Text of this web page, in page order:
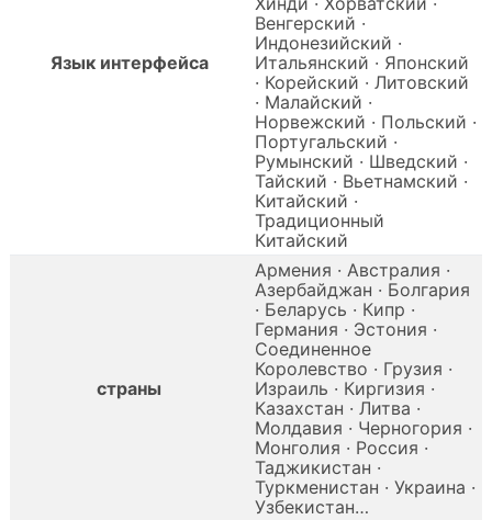
Язык интерфейса
Венгерский ·
Индонезийский ·
Итальянский · Японский
· Корейский · Литовский
· Малайский ·
Норвежский · Польский ·
Португальский ·
Румынский · Шведский ·
Тайский · Вьетнамский ·
Китайский ·
Традиционный
Китайский
страны
Армения · Австралия ·
Азербайджан · Болгария
· Беларусь · Кипр ·
Германия · Эстония ·
Соединенное
Королевство · Грузия ·
Израиль · Киргизия ·
Казахстан · Литва ·
Молдавия · Черногория ·
Монголия · Россия ·
Таджикистан ·
Туркменистан · Украина ·
Узбекистан…